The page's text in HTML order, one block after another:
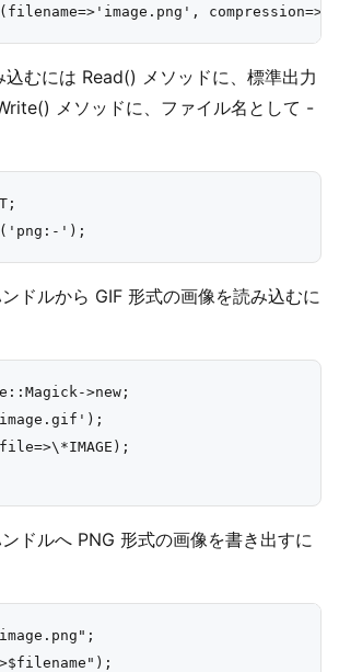
むには Read() メソッドに、標準出力
メソッドに、ファイル名として -
ドルから GIF 形式の画像を読み込むに
>new;
'image.gif');
ドルへ PNG 形式の画像を書き出すに